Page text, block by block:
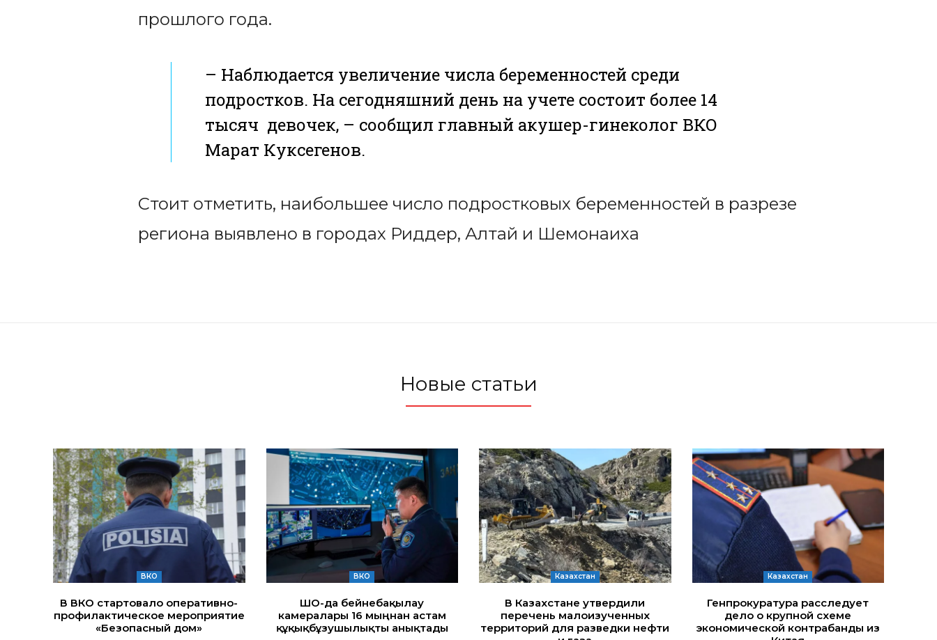
прошлого года.
– Наблюдается увеличение числа беременностей среди
подростков. На сегодняшний день на учете состоит более 14
тысяч девочек, – сообщил главный акушер-гинеколог ВКО
Марат Куксегенов.
Стоит отметить, наибольшее число подростковых беременностей в разрезе
региона выявлено в городах Риддер, Алтай и Шемонаиха
Новые статьи
ВКО
В ВКО стартовало оперативно-
профилактическое мероприятие
«Безопасный дом»
ВКО
ШҚО-да бейнебақылау
камералары 16 мыңнан астам
құқықбұзушылықты анықтады
Казахстан
В Казахстане утвердили
перечень малоизученных
территорий для разведки нефти
Казахстан
Генпрокуратура расследует
дело о крупной схеме
экономической контрабанды из